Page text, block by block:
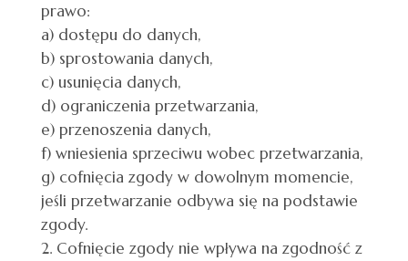
prawo:
a) dostępu do danych,
b) sprostowania danych,
c) usunięcia danych,
d) ograniczenia przetwarzania,
e) przenoszenia danych,
f) wniesienia sprzeciwu wobec przetwarzania,
g) cofnięcia zgody w dowolnym momencie,
jeśli przetwarzanie odbywa się na podstawie
zgody.
Cofnięcie zgody nie wpływa na zgodność z